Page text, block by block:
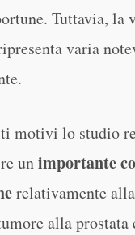
Tuttavia, la
varia
motivi lo studio
unimportante
relativamente
alla